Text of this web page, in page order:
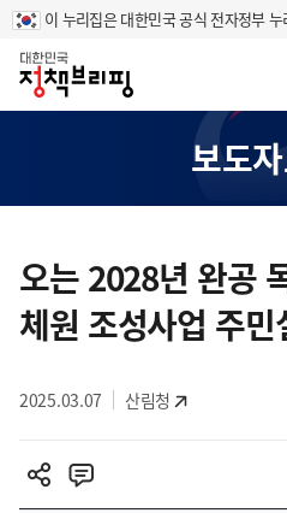
이 누리집은 대한민국 공식 전자정부
홈
보도
텐
츠
영
오는 2028년 완공
체원 조성사업 주민
2025.03.07 산림청